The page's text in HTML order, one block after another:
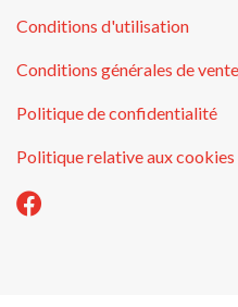
Conditions d'utilisation
Conditions générales de vente
Politique de confidentialité
Politique relative aux cookies